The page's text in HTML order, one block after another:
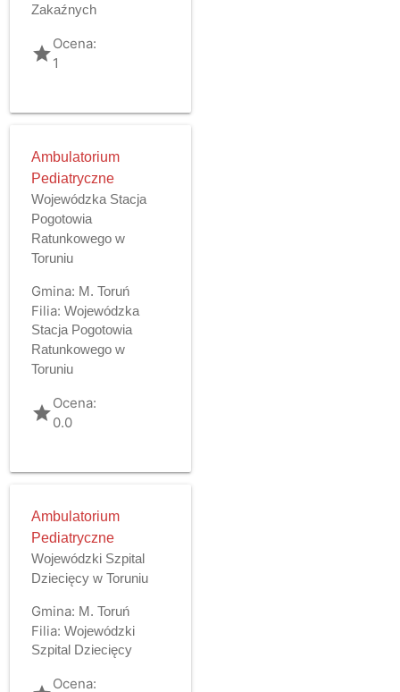
Zakaźnych
gradeOcena:
1
Ambulatorium
Pediatryczne
Wojewódzka Stacja
Pogotowia
Ratunkowego w
Toruniu
Gmina: M. Toruń
Filia: Wojewódzka
Stacja Pogotowia
Ratunkowego w
Toruniu
gradeOcena:
0.0
Ambulatorium
Pediatryczne
Wojewódzki Szpital
Dziecięcy w Toruniu
Gmina: M. Toruń
Filia: Wojewódzki
Szpital Dziecięcy
Ocena: